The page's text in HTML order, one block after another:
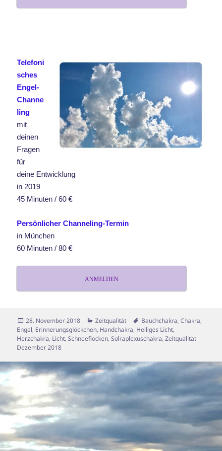
Telefoni
sches
Engel-
Channe
ling
mit
deinen
Fragen
für
deine Entwicklung
in 2019
45 Minuten / 60 €
Persönlicher Channeling-Termin
in München
60 Minuten / 80 €
ANMELDEN
Veröffentlicht
am
28. November 2018 Kategorien
Zeitqualität Schlagwörter
Bauchchakra,Chakra,
Engel, Erinnerungsglöckchen, Handchakra, Heiliges Licht,
Herzchakra, Licht,Schneeflocken,Solraplexuschakra,Zeitqualität
Dezember 2018